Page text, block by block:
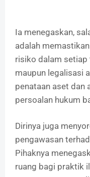
Ia menegaskan,
adalah
risiko dalam
maupun legalisasi
penataan aset dan
persoalan hukum
Dirinya juga
pengawasan
Pihaknya
ruang bagi praktik